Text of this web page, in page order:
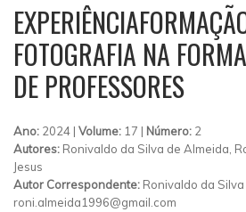
FOTOGRAFIA NA
DE PROFESSORES
Ano: 2024 | Volume: 17 | Número: 2
Autores: Ronivaldo da Silva de Almeida,
Jesus
Autor Correspondente: Ronivaldo da
roni.almeida1996@gmail.com